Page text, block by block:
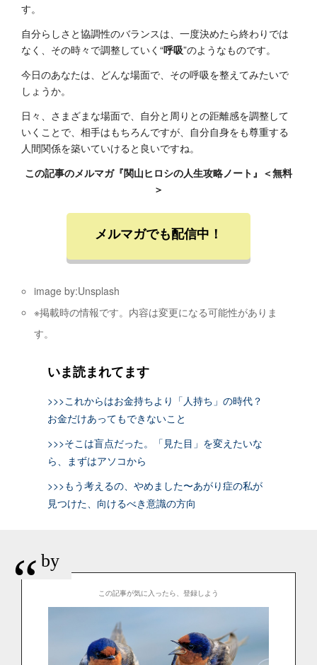
す。
自分らしさと協調性のバランスは、一度決めたら終わりでは
なく、その時々で調整していく“呼吸”のようなものです。
今日のあなたは、どんな場面で、その呼吸を整えてみたいで
しょうか。
日々、さまざまな場面で、自分と周りとの距離感を調整して
いくことで、相手はもちろんですが、自分自身をも尊重する
人間関係を築いていけると良いですね。
この記事のメルマガ『関山ヒロシの人生攻略ノート』＜無料
＞
メルマガでも配信中！
image by:Unsplash
※掲載時の情報です。内容は変更になる可能性がありま
す。
いま読まれてます
>>>これからはお金持ちより「人持ち」の時代？
お金だけあってもできないこと
>>>そこは盲点だった。「見た目」を変えたいな
ら、まずはアソコから
>>>もう考えるの、やめました〜あがり症の私が
見つけた、向けるべき意識の方向
“ by
この記事が気に入ったら、登録しよう